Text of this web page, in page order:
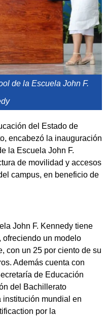
de la Escuela John F.
del Estado de
encabezó la inauguración
la Escuela John F.
de movilidad y accesos
campus, en beneficio de
John F. Kennedy tiene
ofreciendo un modelo
con un 25 por ciento de su
Además cuenta con
de Educación
del Bachillerato
institución mundial en
por la